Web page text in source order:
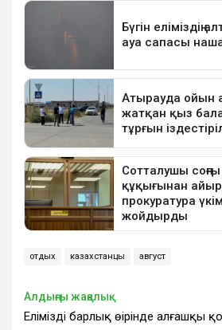
отдых казахстанцы август
Алдыңғы жаңалық
Еліміздің барлық өңірінде алғашқы